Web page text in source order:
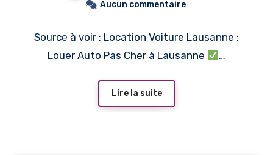
Aucun commentaire
Source à voir : Location Voiture Lausanne :
Louer Auto Pas Cher à Lausanne
…
Lire la suite